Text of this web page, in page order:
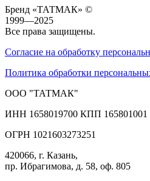
Бренд «ТАТМАК» ©
1999—2025
Все права защищены.
Согласие на обработку
Политика обработки
ООО "ТАТМАК"
ИНН 1658019700 КПП 165801001
ОГРН 1021603273251
420066, г. Казань,
пр. Ибрагимова, д. 58, оф. 805